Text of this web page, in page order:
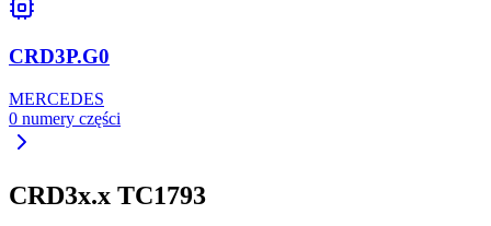
CRD3P.G0
MERCEDES
0 numery części
CRD3x.x TC1793